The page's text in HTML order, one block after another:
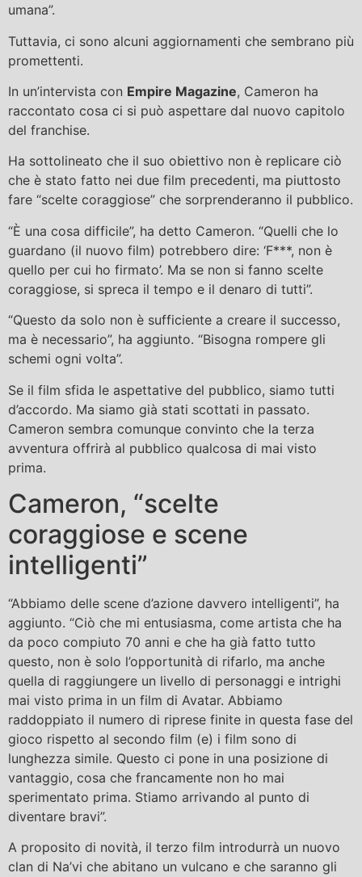
umana”.
Tuttavia, ci sono alcuni aggiornamenti che sembrano più
promettenti.
In un’intervista con Empire Magazine, Cameron ha
raccontato cosa ci si può aspettare dal nuovo capitolo
del franchise.
Ha sottolineato che il suo obiettivo non è replicare ciò
che è stato fatto nei due film precedenti, ma piuttosto
fare “scelte coraggiose” che sorprenderanno il pubblico.
“È una cosa difficile”, ha detto Cameron. “Quelli che lo
guardano (il nuovo film) potrebbero dire: ‘F***, non è
quello per cui ho firmato’. Ma se non si fanno scelte
coraggiose, si spreca il tempo e il denaro di tutti”.
“Questo da solo non è sufficiente a creare il successo,
ma è necessario”, ha aggiunto. “Bisogna rompere gli
schemi ogni volta”.
Se il film sfida le aspettative del pubblico, siamo tutti
d’accordo. Ma siamo già stati scottati in passato.
Cameron sembra comunque convinto che la terza
avventura offrirà al pubblico qualcosa di mai visto
prima.
Cameron, “scelte
coraggiose e scene
intelligenti”
“Abbiamo delle scene d’azione davvero intelligenti”, ha
aggiunto. “Ciò che mi entusiasma, come artista che ha
da poco compiuto 70 anni e che ha già fatto tutto
questo, non è solo l’opportunità di rifarlo, ma anche
quella di raggiungere un livello di personaggi e intrighi
mai visto prima in un film di Avatar. Abbiamo
raddoppiato il numero di riprese finite in questa fase del
gioco rispetto al secondo film (e) i film sono di
lunghezza simile. Questo ci pone in una posizione di
vantaggio, cosa che francamente non ho mai
sperimentato prima. Stiamo arrivando al punto di
diventare bravi”.
A proposito di novità, il terzo film introdurrà un nuovo
clan di Na’vi che abitano un vulcano e che saranno gli